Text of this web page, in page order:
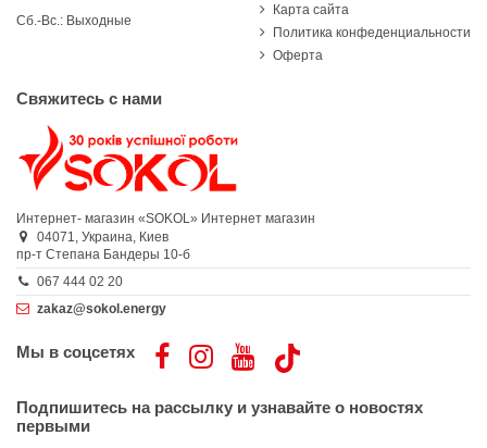
Сб.-Вс.: Выходные
Карта сайта
Политика конфеденциальности
Оферта
Свяжитесь с нами
Интернет- магазин «SOKOL» Интернет магазин
04071, Украина, Киев
пр-т Степана Бандеры 10-б
067 444 02 20
zakaz@sokol.energy
Мы в соцсетях
Подпишитесь на рассылку и узнавайте о новостях
первыми